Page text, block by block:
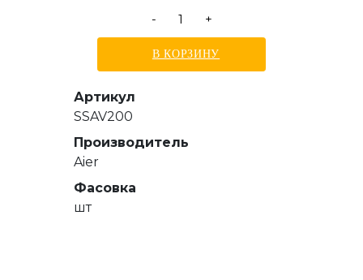
-
+
В КОРЗИНУ
Артикул
SSAV200
Производитель
Aier
Фасовка
шт